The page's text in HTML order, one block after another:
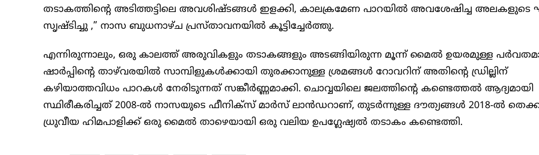
തടാകത്തിന്റെ അടിത്തട്ടിലെ അവശിഷ്ടങ്ങൾ ഇളക്കി, കാലക്രമേണ പാറയിൽ അവശേഷിച്ച അലകളുടെ
സൃഷ്ടിച്ചു ,” നാസ ബുധനാഴ്ച പ്രസ്താവനയിൽ കൂട്ടിച്ചേർത്തു.
എന്നിരുന്നാലും, ഒരു കാലത്ത് അരുവികളും തടാകങ്ങളും അടങ്ങിയിരുന്ന മൂന്ന് മൈൽ ഉയരമുള്ള
ഷാർപ്പിന്റെ താഴ്‌വരയിൽ സാമ്പിളുകൾക്കായി തുരക്കാനുള്ള ശ്രമങ്ങൾ റോവറിന് അതിന്റെ ഡ്രില്ലിന്
കഴിയാത്തവിധം പാറകൾ നേരിടുന്നത് സങ്കീർണ്ണമാക്കി. ചൊവ്വയിലെ ജലത്തിന്റെ കണ്ടെത്തൽ ആദ്യമായി
സ്ഥിരീകരിച്ചത് 2008-ൽ നാസയുടെ ഫീനിക്സ് മാർസ് ലാൻഡറാണ്, തുടർന്നുള്ള ദൗത്യങ്ങൾ 2018-ൽ
ധ്രുവീയ ഹിമപാളിക്ക് ഒരു മൈൽ താഴെയായി ഒരു വലിയ ഉപഗ്ലേഷ്യൽ തടാകം കണ്ടെത്തി.